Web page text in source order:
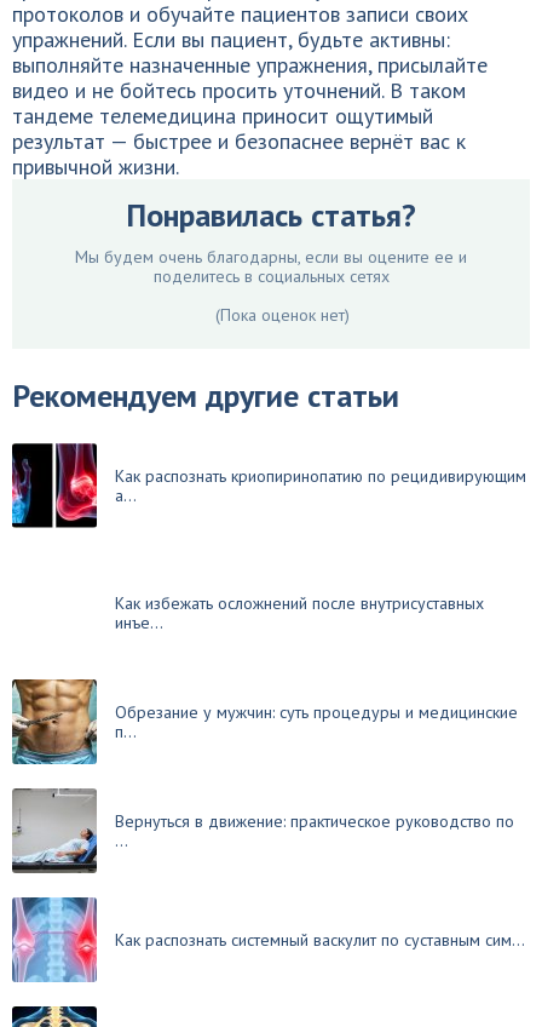
протоколов и обучайте пациентов записи своих
упражнений. Если вы пациент, будьте активны:
выполняйте назначенные упражнения, присылайте
видео и не бойтесь просить уточнений. В таком
тандеме телемедицина приносит ощутимый
результат — быстрее и безопаснее вернёт вас к
привычной жизни.
Понравилась статья?
Мы будем очень благодарны, если вы оцените ее и
поделитесь в социальных сетях
(Пока оценок нет)
Рекомендуем другие статьи
Как распознать криопиринопатию по рецидивирующим
а...
Как избежать осложнений после внутрисуставных
инъе...
Обрезание у мужчин: суть процедуры и медицинские
п...
Вернуться в движение: практическое руководство по
...
Как распознать системный васкулит по суставным сим...